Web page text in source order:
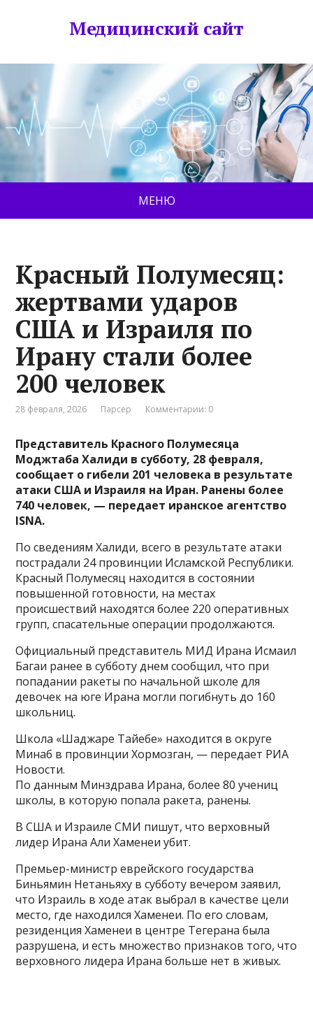
Медицинский сайт
МЕНЮ
Красный Полумесяц:
жертвами ударов
США и Израиля по
Ирану стали более
200 человек
28 февраля, 2026 Парсер Комментарии: 0
Представитель Красного Полумесяца
Моджтаба Халиди в субботу, 28 февраля,
сообщает о гибели 201 человека в результате
атаки США и Израиля на Иран. Ранены более
740 человек, — передает иранское агентство
ISNA.
По сведениям Халиди, всего в результате атаки
пострадали 24 провинции Исламской Республики.
Красный Полумесяц находится в состоянии
повышенной готовности, на местах
происшествий находятся более 220 оперативных
групп, спасательные операции продолжаются.
Официальный представитель МИД Ирана Исмаил
Багаи ранее в субботу днем сообщил, что при
попадании ракеты по начальной школе для
девочек на юге Ирана могли погибнуть до 160
школьниц.
Школа «Шаджаре Тайебе» находится в округе
Минаб в провинции Хормозган, — передает РИА
Новости.
По данным Минздрава Ирана, более 80 учениц
школы, в которую попала ракета, ранены.
В США и Израиле СМИ пишут, что верховный
лидер Ирана Али Хаменеи убит.
Премьер-министр еврейского государства
Биньямин Нетаньяху в субботу вечером заявил,
что Израиль в ходе атак выбрал в качестве цели
место, где находился Хаменеи. По его словам,
резиденция Хаменеи в центре Тегерана была
разрушена, и есть множество признаков того, что
верховного лидера Ирана больше нет в живых.